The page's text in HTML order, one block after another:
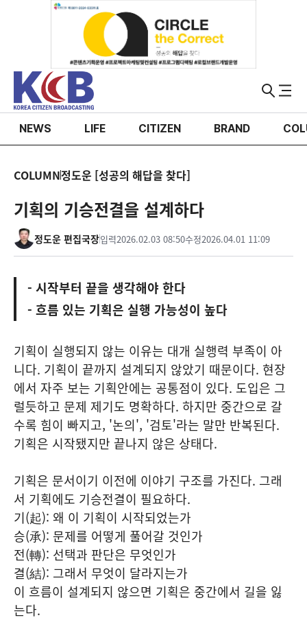
NEWS LIFE CITIZEN BRAND
COLUMN정도운 [성공의 해답을 찾다]
기획의 기승전결을 설계하다
정도운 편집국장입력2026.02.03 08:50수정2026.04.01 11:09
- 시작부터 끝을 생각해야 한다
- 흐름 있는 기획은 실행 가능성이 높다
기획이 실행되지 않는 이유는 대개 실행력 부족이 아
니다. 기획이 끝까지 설계되지 않았기 때문이다. 현장
에서 자주 보는 기획안에는 공통점이 있다. 도입은 그
럴듯하고 문제 제기도 명확하다. 하지만 중간으로 갈
수록 힘이 빠지고, '논의', '검토'라는 말만 반복된다.
기획은 시작됐지만 끝나지 않은 상태다.
기획은 문서이기 이전에 이야기 구조를 가진다. 그래
서 기획에도 기승전결이 필요하다.
기(起): 왜 이 기획이 시작되었는가
승(承): 문제를 어떻게 풀어갈 것인가
전(轉): 선택과 판단은 무엇인가
결(結): 그래서 무엇이 달라지는가
이 흐름이 설계되지 않으면 기획은 중간에서 길을 잃
는다.